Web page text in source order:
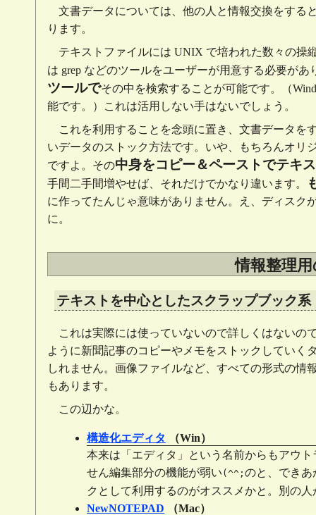
文書データについては、他の人と情報交換をする
ります。
テキストファイルには UNIX で培われた数々の操
は grep などのツールをユーザーが用意する必要があ
ツールでその中を検索することが可能です。（
能です。）これは活用しない手はないでしょう。
これを利用することを念頭に置き、文書データを
いデータのストック方法です。いや、もちろんオリ
ですよ。その中身をコピー＆ペーストでテキ
手間二手間増やせば、それだけでかなり違います。
に作ってたんじゃ意味がありません。え、ディスク
に。
情報整理
テキストを中心としたスクラップブック系
これは実際には使っていないので詳しくはないの
ように新聞記事のコピーやメモをストックしていく
しれません。画像ファイルなど、すべての形式の
もあります。
この辺かな。
構造化エディタ
（Win）
本来は「エディタ」という名前からもアウ
せん編集部分の機能が弱い (^^; のと、できあ
クとして利用するのがオススメかと。別の人
NewNOTEPAD （Mac）